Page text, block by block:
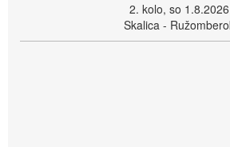
2. kolo, so 1.8.2026
Skalica -